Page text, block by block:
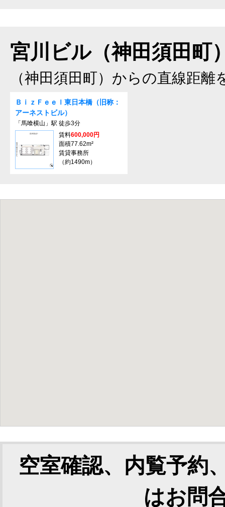
宮川ビル（神田須田町
（神田須田町）からの直線距
ＢｉｚＦｅｅｌ東日本橋（旧称：
アーネストビル）
「馬喰横山」駅 徒歩3分
賃料600,000円
面積77.62m²
賃貸事務所
（約1490m）
空室確認、内覧予約
はお問